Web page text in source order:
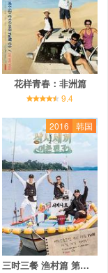
花样青春：非洲篇
9.4
2016 韩国
三时三餐 渔村篇 第三季